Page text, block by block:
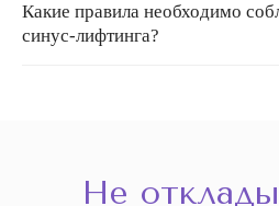
Какие правила необходимо
синус-лифтинга?
Не